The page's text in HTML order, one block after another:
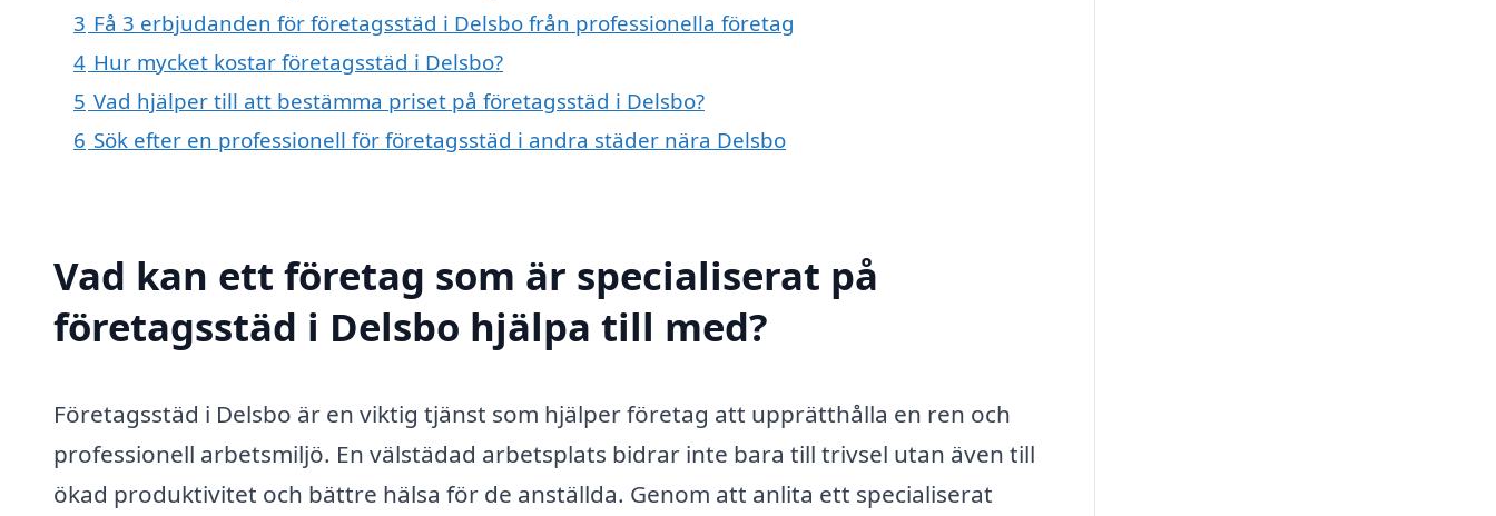
3 Få 3 erbjudanden för företagsstäd i Delsbo från professionella företag
4 Hur mycket kostar företagsstäd i Delsbo?
5 Vad hjälper till att bestämma priset på företagsstäd i Delsbo?
6 Sök efter en professionell för företagsstäd i andra städer nära Delsbo
Vad kan ett företag som är specialiserat på
företagsstäd i Delsbo hjälpa till med?
Företagsstäd i Delsbo är en viktig tjänst som hjälper företag att upprätthålla en ren och
professionell arbetsmiljö. En välstädad arbetsplats bidrar inte bara till trivsel utan även till
ökad produktivitet och bättre hälsa för de anställda. Genom att anlita ett specialiserat